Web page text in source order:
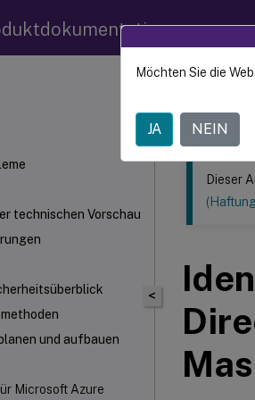
technischen Vorschau
und aufbauen
Microsoft Azure
Dieser Inhalt
Citrix
<
Dieser
Möchten Sie die
JA NEIN